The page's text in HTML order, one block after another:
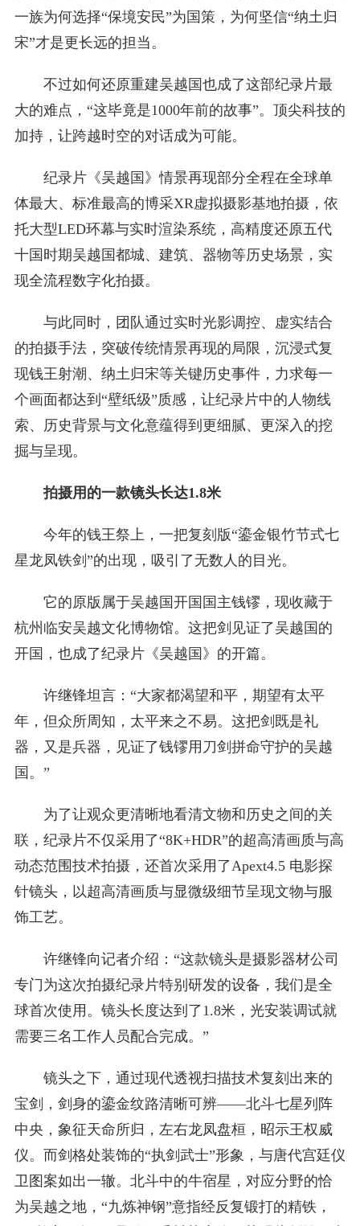
一族为何选择“保境安民”为国策，为何坚信“纳土归
宋”才是更长远的担当。
不过如何还原重建吴越国也成了这部纪录片最
大的难点，“这毕竟是1000年前的故事”。顶尖科技的
加持，让跨越时空的对话成为可能。
纪录片《吴越国》情景再现部分全程在全球单
体最大、标准最高的博采XR虚拟摄影基地拍摄，依
托大型LED环幕与实时渲染系统，高精度还原五代
十国时期吴越国都城、建筑、器物等历史场景，实
现全流程数字化拍摄。
与此同时，团队通过实时光影调控、虚实结合
的拍摄手法，突破传统情景再现的局限，沉浸式复
现钱王射潮、纳土归宋等关键历史事件，力求每一
个画面都达到“壁纸级”质感，让纪录片中的人物线
索、历史背景与文化意蕴得到更细腻、更深入的挖
掘与呈现。
拍摄用的一款镜头长达1.8米
今年的钱王祭上，一把复刻版“鎏金银竹节式七
星龙凤铁剑”的出现，吸引了无数人的目光。
它的原版属于吴越国开国国主钱镠，现收藏于
杭州临安吴越文化博物馆。这把剑见证了吴越国的
开国，也成了纪录片《吴越国》的开篇。
许继锋坦言：“大家都渴望和平，期望有太平
年，但众所周知，太平来之不易。这把剑既是礼
器，又是兵器，见证了钱镠用刀剑拼命守护的吴越
国。”
为了让观众更清晰地看清文物和历史之间的关
联，纪录片不仅采用了“8K+HDR”的超高清画质与高
动态范围技术拍摄，还首次采用了Apext4.5 电影探
针镜头，以超高清画质与显微级细节呈现文物与服
饰工艺。
许继锋向记者介绍：“这款镜头是摄影器材公司
专门为这次拍摄纪录片特别研发的设备，我们是全
球首次使用。镜头长度达到了1.8米，光安装调试就
需要三名工作人员配合完成。”
镜头之下，通过现代透视扫描技术复刻出来的
宝剑，剑身的鎏金纹路清晰可辨——北斗七星列阵
中央，象征天命所归，左右龙凤盘桓，昭示王权威
仪。而剑格处装饰的“执剑武士”形象，与唐代宫廷仪
卫图案如出一辙。北斗中的牛宿星，对应分野的恰
为吴越之地，“九炼神钢”意指经反复锻打的精铁，